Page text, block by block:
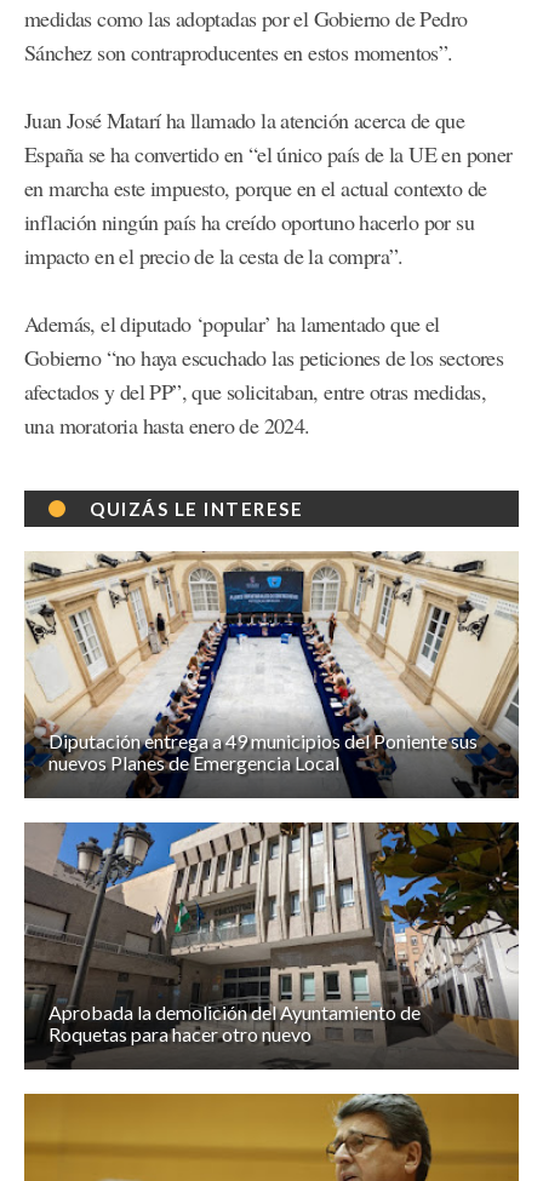
medidas como las adoptadas por el Gobierno de Pedro
Sánchez son contraproducentes en estos momentos”.
Juan José Matarí ha llamado la atención acerca de que
España se ha convertido en “el único país de la UE en poner
en marcha este impuesto, porque en el actual contexto de
inflación ningún país ha creído oportuno hacerlo por su
impacto en el precio de la cesta de la compra”.
Además, el diputado ‘popular’ ha lamentado que el
Gobierno “no haya escuchado las peticiones de los sectores
afectados y del PP”, que solicitaban, entre otras medidas,
una moratoria hasta enero de 2024.
QUIZÁS LE INTERESE
Diputación entrega a 49 municipios del Poniente sus
nuevos Planes de Emergencia Local
Aprobada la demolición del Ayuntamiento de
Roquetas para hacer otro nuevo